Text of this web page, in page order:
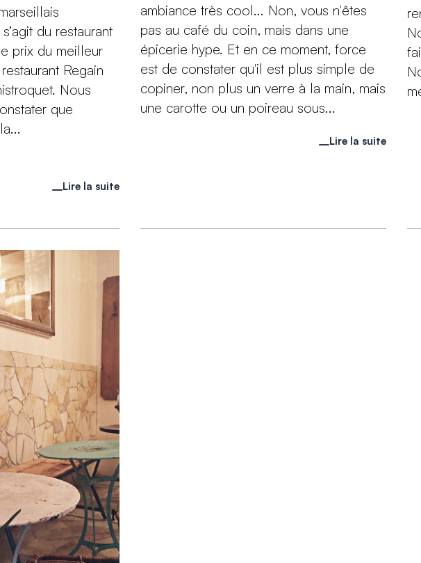
du restaurant
prix du meilleur
Regain
Nous
que
Lire la suite
ambiance très cool... Non, vous n'êtes
pas au café du coin, mais dans une
épicerie hype. Et en ce moment, force
est de constater qu'il est plus simple de
copiner, non plus un verre à la main, mais
une carotte ou un poireau sous...
Lire la suite